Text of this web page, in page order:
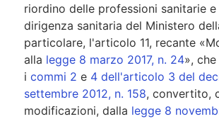
riordino delle professioni sanitarie e
dirigenza sanitaria del Ministero
particolare, l'articolo 11, recante
alla legge 8 marzo 2017, n. 24»,
i commi 2 e 4 dell'articolo 3 del
settembre 2012, n. 158, convertito,
modificazioni, dalla legge 8